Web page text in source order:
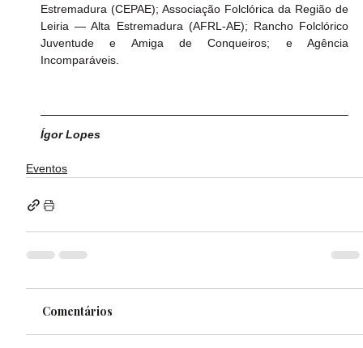
Estremadura (CEPAE); Associação Folclórica da Região de
Leiria — Alta Estremadura (AFRL-AE); Rancho Folclórico
Juventude e Amiga de Conqueiros; e Agência
Incomparáveis.
Ígor Lopes
Eventos
Comentários